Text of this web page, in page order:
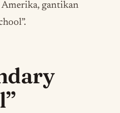
gantikan